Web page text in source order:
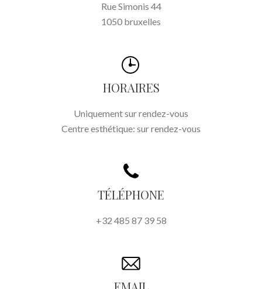
Rue Simonis 44
1050 bruxelles
HORAIRES
Uniquement sur rendez-vous
Centre esthétique: sur rendez-vous
TÉLÉPHONE
+32 485 87 39 58